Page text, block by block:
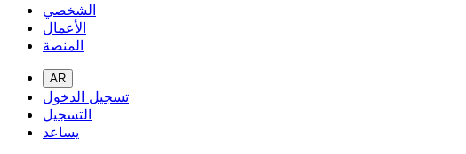
الشخصي
الأعمال
المنصة
AR
تسجيل الدخول
التسجيل
يساعد